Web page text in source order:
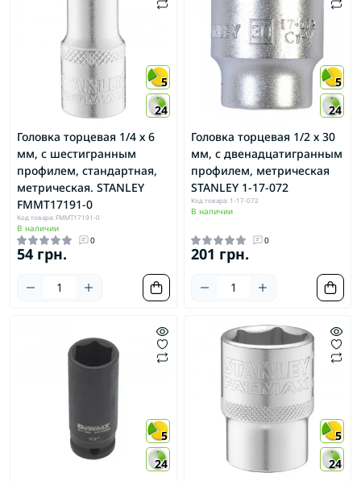
5
24
Головка торцевая 1/4 х 6
мм, с шестигранным
профилем, стандартная,
метрическая. STANLEY
FMMT17191-0
Код товара: FMMT17191-0
В наличии
0
54 грн.
5
24
Головка торцевая 1/2 х 30
мм, с двенадцатигранным
профилем, метрическая
STANLEY 1-17-072
Код товара: 1-17-072
В наличии
0
201 грн.
5
24
5
24